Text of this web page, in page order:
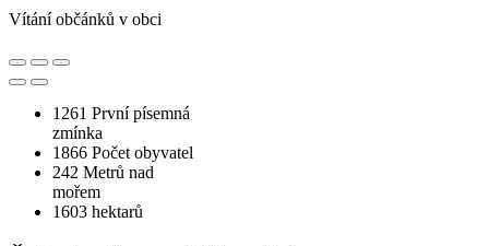
Vítání občánků v obci
1261 První písemná
zmínka
1866 Počet obyvatel
242 Metrů nad
mořem
1603 hektarů